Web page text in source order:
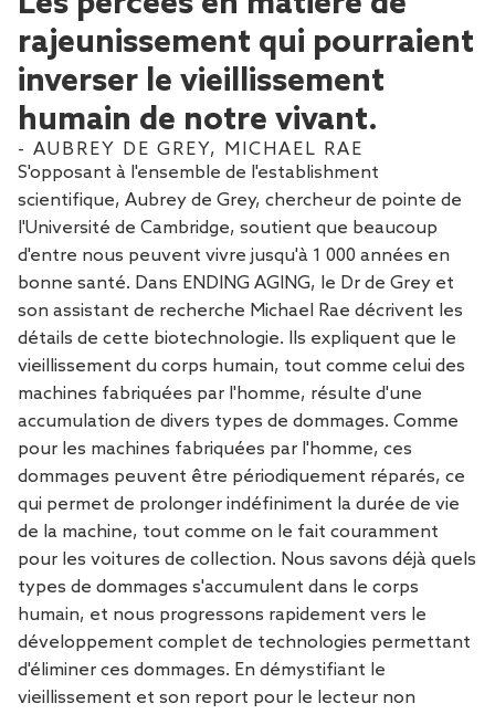
rajeunissement qui pourraient
inverser le vieillissement
humain de notre vivant.
- AUBREY DE GREY, MICHAEL RAE
S'opposant à l'ensemble de l'establishment
scientifique, Aubrey de Grey, chercheur de pointe de
l'Université de Cambridge, soutient que beaucoup
d'entre nous peuvent vivre jusqu'à 1 000 années en
bonne santé. Dans ENDING AGING, le Dr de Grey et
son assistant de recherche Michael Rae décrivent les
détails de cette biotechnologie. Ils expliquent que le
vieillissement du corps humain, tout comme celui des
machines fabriquées par l'homme, résulte d'une
accumulation de divers types de dommages. Comme
pour les machines fabriquées par l'homme, ces
dommages peuvent être périodiquement réparés, ce
qui permet de prolonger indéfiniment la durée de vie
de la machine, tout comme on le fait couramment
pour les voitures de collection. Nous savons déjà quels
types de dommages s'accumulent dans le corps
humain, et nous progressons rapidement vers le
développement complet de technologies permettant
d'éliminer ces dommages. En démystifiant le
vieillissement et son report pour le lecteur non